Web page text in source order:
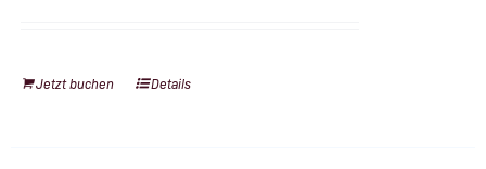
Jetzt buchen Details